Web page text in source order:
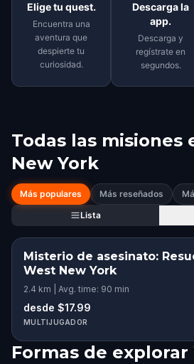
Elige tu quest.
Encuentra una
aventura que
despierte tu
curiosidad.
Descarga la
app.
Descarga y
regístrate en
segundos.
Todas las misiones
New York
Más populares Más reseñados
Lista
Misterio de asesinato:
West New York
2.4 km | Avg. time: 90 min
desde $17.99
MULTIJUGADOR
Formas de